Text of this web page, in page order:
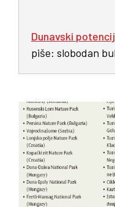
Dunavski
piše: slobodan